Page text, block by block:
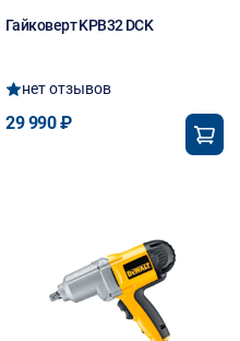
Гайковерт KPB32 DCK
нет отзывов
29 990 ₽